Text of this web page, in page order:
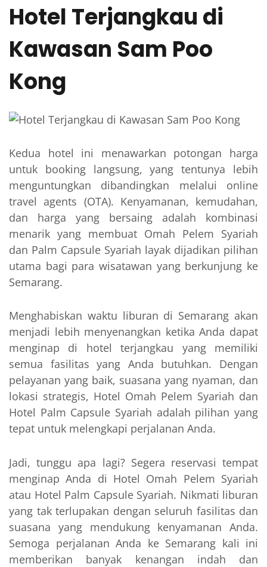
Hotel Terjangkau di
Kawasan Sam Poo
Kong
Kedua hotel ini menawarkan potongan harga
untuk booking langsung, yang tentunya lebih
menguntungkan dibandingkan melalui online
travel agents (OTA). Kenyamanan, kemudahan,
dan harga yang bersaing adalah kombinasi
menarik yang membuat Omah Pelem Syariah
dan Palm Capsule Syariah layak dijadikan pilihan
utama bagi para wisatawan yang berkunjung ke
Semarang.
Menghabiskan waktu liburan di Semarang akan
menjadi lebih menyenangkan ketika Anda dapat
menginap di hotel terjangkau yang memiliki
semua fasilitas yang Anda butuhkan. Dengan
pelayanan yang baik, suasana yang nyaman, dan
lokasi strategis, Hotel Omah Pelem Syariah dan
Hotel Palm Capsule Syariah adalah pilihan yang
tepat untuk melengkapi perjalanan Anda.
Jadi, tunggu apa lagi? Segera reservasi tempat
menginap Anda di Hotel Omah Pelem Syariah
atau Hotel Palm Capsule Syariah. Nikmati liburan
yang tak terlupakan dengan seluruh fasilitas dan
suasana yang mendukung kenyamanan Anda.
Semoga perjalanan Anda ke Semarang kali ini
memberikan banyak kenangan indah dan